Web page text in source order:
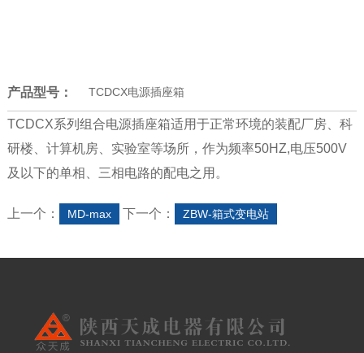
产品型号： TCDCX电源插座箱
TCDCX系列组合电源插座箱适用于正常环境的装配厂房、科
研楼、计算机房、实验室等场所，作为频率50HZ,电压500V
及以下的单相、三相电路的配电之用。
上一个： MD-max 下一个： ZBW-箱式变电站